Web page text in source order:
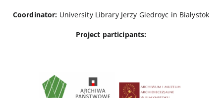
Coordinator: University Library Jerzy Giedroyc in Białystok
Project participants: